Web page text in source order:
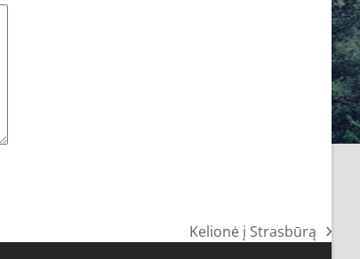
next
Kelionė į Strasbūrą